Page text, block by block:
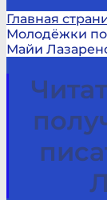
Главная
Молодёжки
Майи